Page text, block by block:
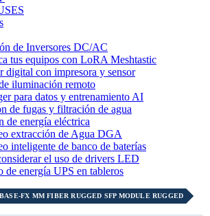
de Inversores DC/AC
tus equipos con LoRA Meshtastic
digital con impresora y sensor
iluminación remoto
para datos y entrenamiento AI
de fugas y filtración de agua
de energía eléctrica
extracción de Agua DGA
inteligente de banco de baterías
el uso de drivers LED
de energía UPS en tableros
FX MM FIBER RUGGED SFP MODULE RUGGED